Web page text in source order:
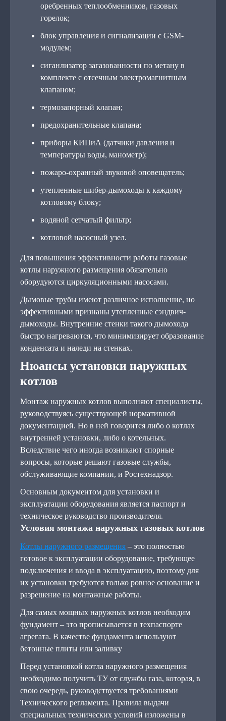
оребренных теплообменников, газовых
горелок;
блок управления и сигнализации с GSM-
модулем;
сиганлизатор загазованности по метану в
комплекте с отсечным электромагнитным
клапаном;
термозапорный клапан;
предохранительные клапана;
приборы КИПиА (датчики давления и
температуры воды, манометр);
пожаро-охранный звуковой оповещатель;
утепленные шибер-дымоходы к каждому
котловому блоку;
водяной сетчатый фильтр;
котловой насосный узел.
Для повышения эффективности работы газовые
котлы наружного размещения обязательно
оборудуются циркуляционными насосами.
Дымовые трубы имеют различное исполнение, но
эффективными признаны утепленные сэндвич-
дымоходы. Внутренние стенки такого дымохода
быстро нагреваются, что минимизирует образование
конденсата и наледи на стенках.
Нюансы установки наружных
котлов
Монтаж наружных котлов выполняют специалисты,
руководствуясь существующей нормативной
документацией. Но в ней говорится либо о котлах
внутренней установки, либо о котельных.
Вследствие чего иногда возникают спорные
вопросы, которые решают газовые службы,
обслуживающие компании, и Ростехнадзор.
Основным документом для установки и
эксплуатации оборудования является паспорт и
техническое руководство производителя.
Условия монтажа наружных газовых котлов
Котлы наружного размещения – это полностью
готовое к эксплуатации оборудование, требующее
подключения и ввода в эксплуатацию, поэтому для
их установки требуются только ровное основание и
разрешение на монтажные работы.
Для самых мощных наружных котлов необходим
фундамент – это прописывается в техпаспорте
агрегата. В качестве фундамента используют
бетонные плиты или заливку
Перед установкой котла наружного размещения
необходимо получить ТУ от службы газа, которая, в
свою очередь, руководствуется требованиями
Технического регламента. Правила выдачи
специальных технических условий изложены в